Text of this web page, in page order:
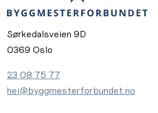
Sørkedalsveien 9D
0369 Oslo
23 08 75 77
hei@byggmesterforbundet.no